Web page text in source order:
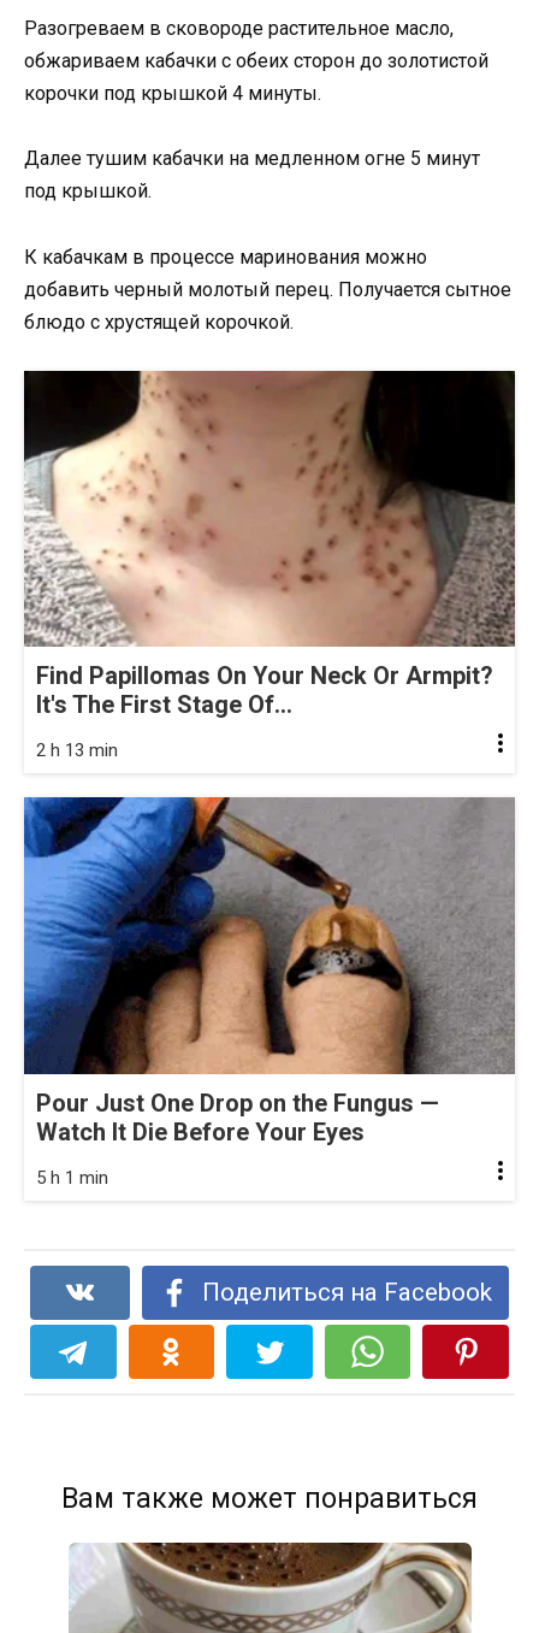
Разогреваем в сковороде растительное масло,
обжариваем кабачки с обеих сторон до золотистой
корочки под крышкой 4 минуты.
Далее тушим кабачки на медленном огне 5 минут
под крышкой.
К кабачкам в процессе маринования можно
добавить черный молотый перец. Получается сытное
блюдо с хрустящей корочкой.
Find Papillomas On Your Neck Or Armpit?
It's The First Stage Of...
2 h 13 min
Pour Just One Drop on the Fungus —
Watch It Die Before Your Eyes
5 h 1 min
Поделиться на Facebook
Вам также может понравиться